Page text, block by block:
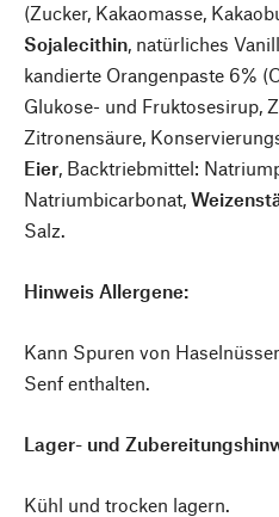
(Zucker, Kakaomasse,
Sojalecithin, natürliches
kandierte Orangenpaste 6%
Glukose- und Fruktosesirup,
Zitronensäure,
Eier, Backtriebmittel:
Natriumbicarbonat,
Salz.
Hinweis Allergene:
Kann Spuren von
Senf enthalten.
Lager- und
Kühl und trocken lagern.